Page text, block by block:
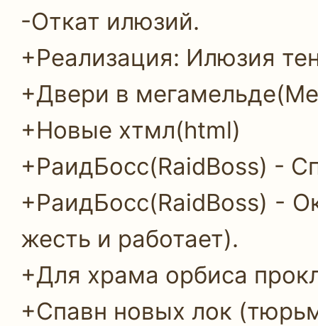
-Откат илюзий.
+Реализация: Илюзия
+Двери в
+Новые хтмл(html)
+РаидБосс(RaidBoss) -
+РаидБосс(RaidBoss) -
жесть и работает).
+Для храма орбиса
+Спавн новых лок